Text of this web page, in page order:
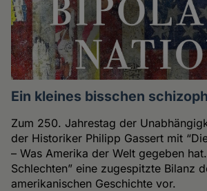
Ein kleines bisschen
Zum 250. Jahrestag der
der Historiker Philipp Gassert mit
– Was Amerika der Welt gegeben
Schlechten” eine zugespitzte Bilanz
amerikanischen Geschichte vor.